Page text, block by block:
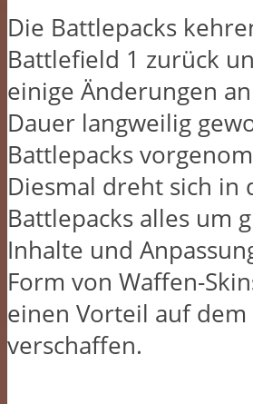
Die Battlepacks
Battlefield 1 zurück
einige Änderungen
Dauer langweilig
Battlepacks
Diesmal dreht sich in
Battlepacks alles um
Inhalte und
Form von Waffen-
einen Vorteil auf dem
verschaffen.